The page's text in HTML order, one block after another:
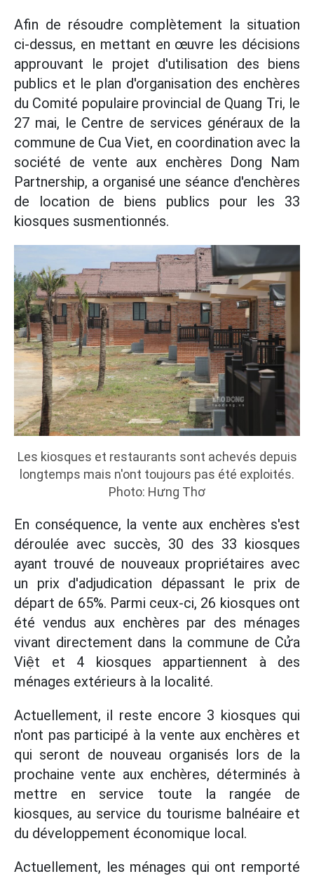
Afin de résoudre complètement la situation
ci-dessus, en mettant en œuvre les décisions
approuvant le projet d'utilisation des biens
publics et le plan d'organisation des enchères
du Comité populaire provincial de Quang Tri, le
27 mai, le Centre de services généraux de la
commune de Cua Viet, en coordination avec la
société de vente aux enchères Dong Nam
Partnership, a organisé une séance d'enchères
de location de biens publics pour les 33
kiosques susmentionnés.
Les kiosques et restaurants sont achevés depuis
longtemps mais n'ont toujours pas été exploités.
Photo: Hưng Thơ
En conséquence, la vente aux enchères s'est
déroulée avec succès, 30 des 33 kiosques
ayant trouvé de nouveaux propriétaires avec
un prix d'adjudication dépassant le prix de
départ de 65%. Parmi ceux-ci, 26 kiosques ont
été vendus aux enchères par des ménages
vivant directement dans la commune de Cửa
Việt et 4 kiosques appartiennent à des
ménages extérieurs à la localité.
Actuellement, il reste encore 3 kiosques qui
n'ont pas participé à la vente aux enchères et
qui seront de nouveau organisés lors de la
prochaine vente aux enchères, déterminés à
mettre en service toute la rangée de
kiosques, au service du tourisme balnéaire et
du développement économique local.
Actuellement, les ménages qui ont remporté